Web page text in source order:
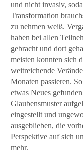
und nicht invasiv,
Transformation
zu nehmen weiß.
haben bei allen
gebracht und dort
meisten konnten sich
weitreichende
Monaten passieren.
etwas Neues
Glaubensmuster
eingestellt und
ausgeblieben, die
Perspektive auf sich
mehr.